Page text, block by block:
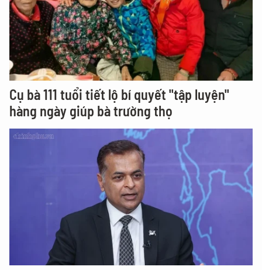
Cụ bà 111 tuổi tiết lộ bí quyết "tập luyện"
hàng ngày giúp bà trường thọ